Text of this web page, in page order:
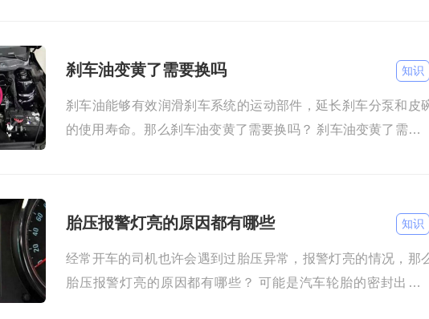
刹车油变黄了需要换吗 知识
刹车油能够有效润滑刹车系统的运动部件，延长刹车分泵和皮
的使用寿命。那么刹车油变黄了需要换吗？ 刹车油变黄了需要
胎压报警灯亮的原因都有哪些 知识
经常开车的司机也许会遇到过胎压异常，报警灯亮的情况，那
胎压报警灯亮的原因都有哪些？ 可能是汽车轮胎的密封出现